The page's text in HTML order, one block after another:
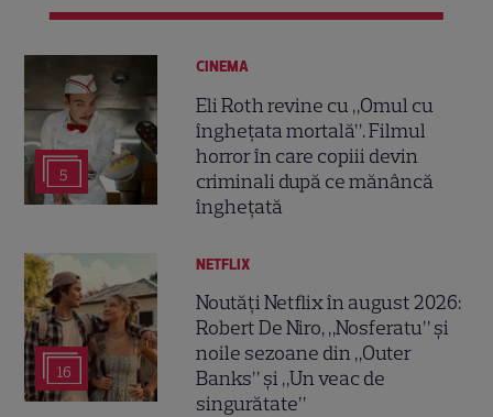
5
CINEMA
Eli Roth revine cu „Omul cu
înghețata mortală”. Filmul
horror în care copiii devin
criminali după ce mănâncă
înghețată
16
NETFLIX
Noutăți Netflix în august 2026:
Robert De Niro, „Nosferatu” și
noile sezoane din „Outer
Banks” și „Un veac de
singurătate”